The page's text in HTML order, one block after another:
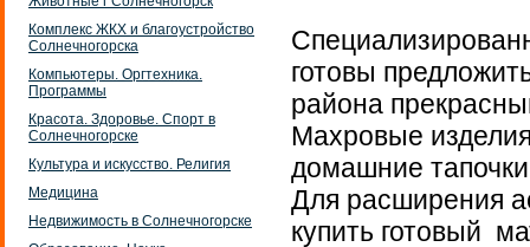
Комплекс ЖКХ и благоустройство
Солнечногорска
Компьютеры. Оргтехника.
Программы
Красота. Здоровье. Спорт в
Солнечногорске
Культура и искусство. Религия
Медицина
Недвижимость в Солнечногорске
готовы
района
Махровые
домашние
Для расширения
купить готовый